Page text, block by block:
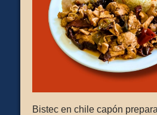
Bistec en chile capón